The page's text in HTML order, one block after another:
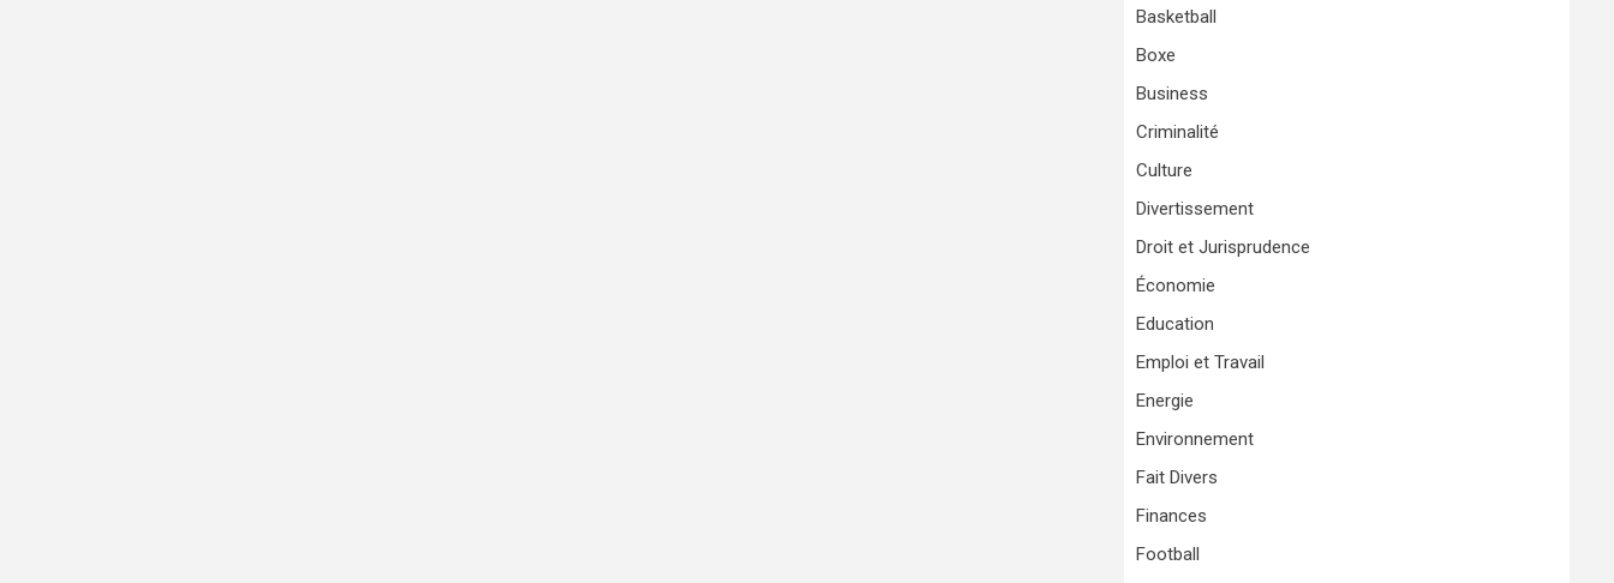
Basketball
Boxe
Business
Criminalité
Culture
Divertissement
Droit et Jurisprudence
Économie
Education
Emploi et Travail
Energie
Environnement
Fait Divers
Finances
Football